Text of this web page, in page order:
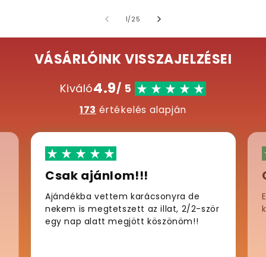
1/ /
25
VÁSÁRLÓINK VISSZAJELZÉSEI
Kiváló4.9/ 5
173 értékelés alapján
Csak ajánlom!!!
Ajándékba vettem karácsonyra de
nekem is megtetszett az illat, 2/2-ször
egy nap alatt megjött köszönöm!!